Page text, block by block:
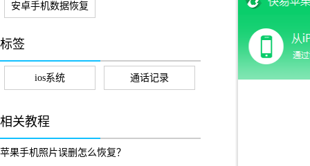
安卓手机数据恢复
标签
ios系统 通话记录
相关教程
苹果手机照片误删怎么恢复？